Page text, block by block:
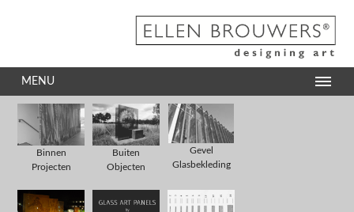
MENU
Binnen
Projecten
Buiten
Objecten
Gevel
Glasbekleding